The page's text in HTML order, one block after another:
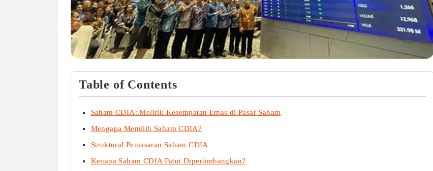
Table of Contents
Saham CDIA: Melirik Kesempatan Emas di Pasar Saham
Mengapa Memilih Saham CDIA?
Struktural Pemasaran Saham CDIA
Kenapa Saham CDIA Patut Dipertimbangkan?